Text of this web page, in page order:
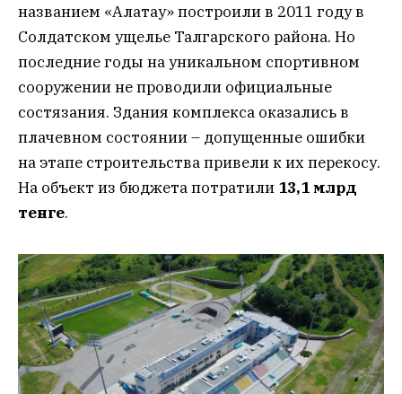
названием «Алатау» построили в 2011 году в
Солдатском ущелье Талгарского района. Но
последние годы на уникальном спортивном
сооружении не проводили официальные
состязания. Здания комплекса оказались в
плачевном состоянии – допущенные ошибки
на этапе строительства привели к их перекосу.
На объект из бюджета потратили 13,1 млрд
тенге.